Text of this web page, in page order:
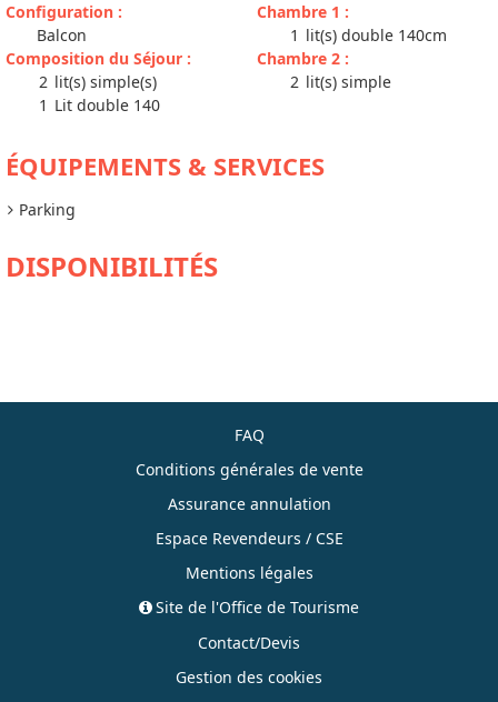
Configuration :
Balcon
Composition du Séjour :
2 lit(s) simple(s)
1 Lit double 140
Chambre 1 :
1 lit(s) double 140cm
Chambre 2 :
2 lit(s) simple
ÉQUIPEMENTS & SERVICES
Parking
DISPONIBILITÉS
FAQ
Conditions générales de vente
Assurance annulation
Espace Revendeurs / CSE
Mentions légales
Site de l'Office de Tourisme
Contact/Devis
Gestion des cookies